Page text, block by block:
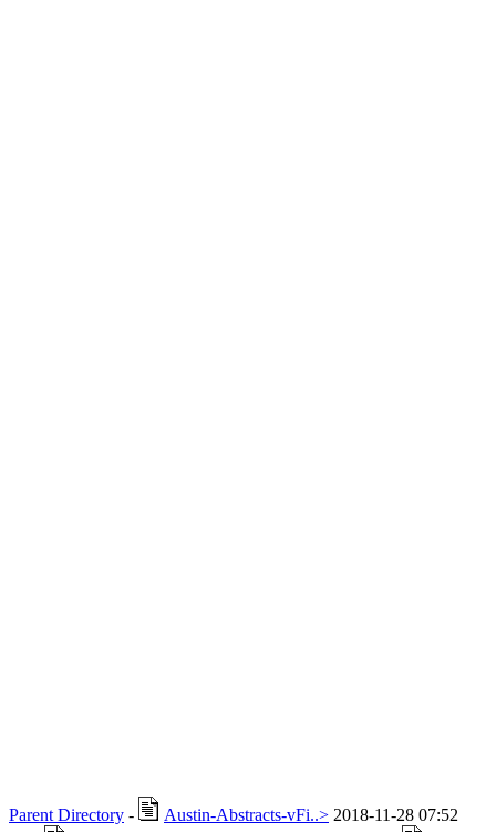
Parent Directory - Austin-Abstracts-vFi..> 2018-11-28 07:52